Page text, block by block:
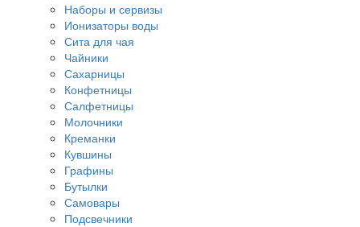
Наборы и сервизы
Ионизаторы воды
Сита для чая
Чайники
Сахарницы
Конфетницы
Салфетницы
Молочники
Креманки
Кувшины
Графины
Бутылки
Самовары
Подсвечники